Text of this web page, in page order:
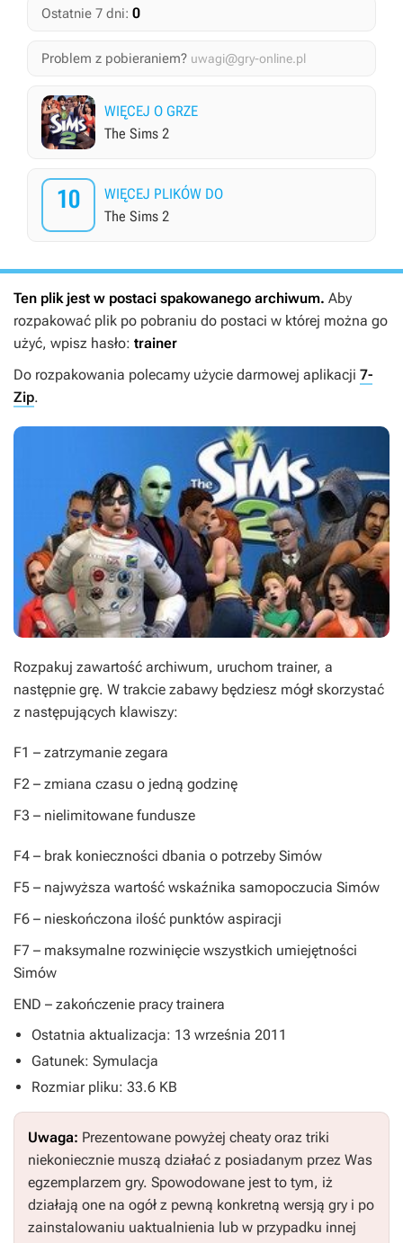
Ostatnie 7 dni: 0
Problem z pobieraniem? uwagi@gry-online.pl
WIĘCEJ O GRZE
The Sims 2
10
WIĘCEJ PLIKÓW DO
The Sims 2
Ten plik jest w postaci spakowanego archiwum. Aby
rozpakować plik po pobraniu do postaci w której można go
użyć, wpisz hasło: trainer
Do rozpakowania polecamy użycie darmowej aplikacji 7-
Zip.
Rozpakuj zawartość archiwum, uruchom trainer, a
następnie grę. W trakcie zabawy będziesz mógł skorzystać
z następujących klawiszy:
F1 – zatrzymanie zegara
F2 – zmiana czasu o jedną godzinę
F3 – nielimitowane fundusze
F4 – brak konieczności dbania o potrzeby Simów
F5 – najwyższa wartość wskaźnika samopoczucia Simów
F6 – nieskończona ilość punktów aspiracji
F7 – maksymalne rozwinięcie wszystkich umiejętności
Simów
END – zakończenie pracy trainera
Ostatnia aktualizacja: 13 września 2011
Gatunek: Symulacja
Rozmiar pliku: 33.6 KB
Uwaga: Prezentowane powyżej cheaty oraz triki
niekoniecznie muszą działać z posiadanym przez Was
egzemplarzem gry. Spowodowane jest to tym, iż
działają one na ogół z pewną konkretną wersją gry i po
zainstalowaniu uaktualnienia lub w przypadku innej